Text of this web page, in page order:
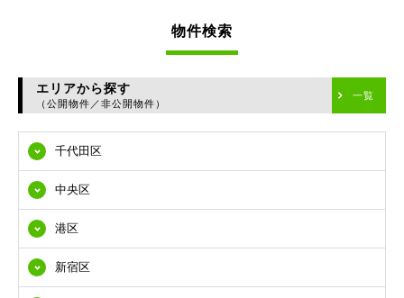
物件検索
エリアから探す
（公開物件／非公開物件）
一覧
千代田区
中央区
港区
新宿区